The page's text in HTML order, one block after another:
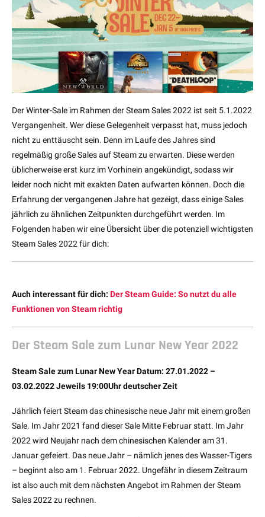
Der Winter-Sale im Rahmen der Steam Sales 2022 ist seit 5.1.2022
Vergangenheit. Wer diese Gelegenheit verpasst hat, muss jedoch
nicht zu enttäuscht sein. Denn im Laufe des Jahres sind
regelmäßig große Sales auf Steam zu erwarten. Diese werden
üblicherweise erst kurz im Vorhinein angekündigt, sodass wir
leider noch nicht mit exakten Daten aufwarten können. Doch die
Erfahrung der vergangenen Jahre hat gezeigt, dass einige Sales
jährlich zu ähnlichen Zeitpunkten durchgeführt werden. Im
Folgenden haben wir eine Übersicht über die potenziell wichtigsten
Steam Sales 2022 für dich:
Auch interessant für dich: Der Steam Guide: So nutzt du alle
Funktionen von Steam richtig
Der Steam Sale zum Lunar New Year 2022
Steam Sale zum Lunar New Year Datum: 27.01.2022 –
03.02.2022 Jeweils 19:00Uhr deutscher Zeit
Jährlich feiert Steam das chinesische neue Jahr mit einem großen
Sale. Im Jahr 2021 fand dieser Sale Mitte Februar statt. Im Jahr
2022 wird Neujahr nach dem chinesischen Kalender am 31.
Januar gefeiert. Das neue Jahr – nämlich jenes des Wasser-Tigers
– beginnt also am 1. Februar 2022. Ungefähr in diesem Zeitraum
ist also auch mit dem nächsten Angebot im Rahmen der Steam
Sales 2022 zu rechnen.